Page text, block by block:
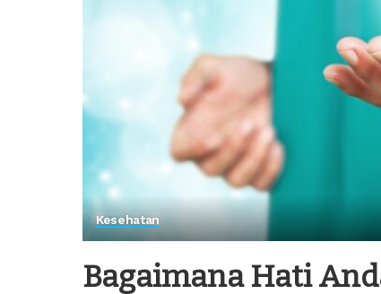
Kesehatan
Bagaimana Hati